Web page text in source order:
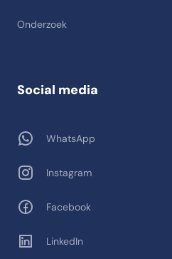
Onderzoek
Social media
WhatsApp
Instagram
Facebook
LinkedIn